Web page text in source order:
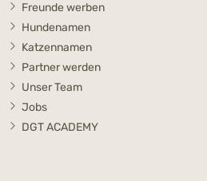
Freunde werben
Hundenamen
Katzennamen
Partner werden
Unser Team
Jobs
DGT ACADEMY